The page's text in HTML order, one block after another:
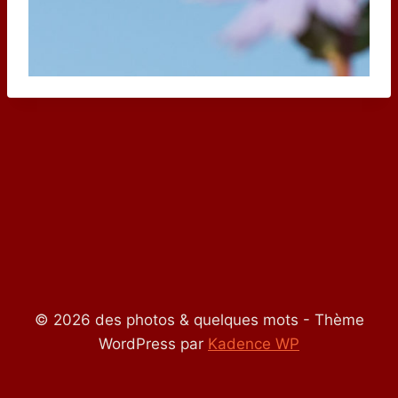
© 2026 des photos & quelques mots - Thème
WordPress par Kadence WP